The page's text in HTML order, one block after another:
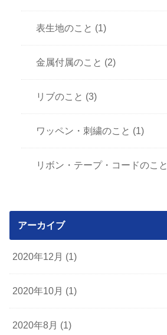
表生地のこと (1)
金属付属のこと (2)
リブのこと (3)
ワッペン・刺繍のこと (1)
リボン・テープ・コードのこと
アーカイブ
2020年12月 (1)
2020年10月 (1)
2020年8月 (1)